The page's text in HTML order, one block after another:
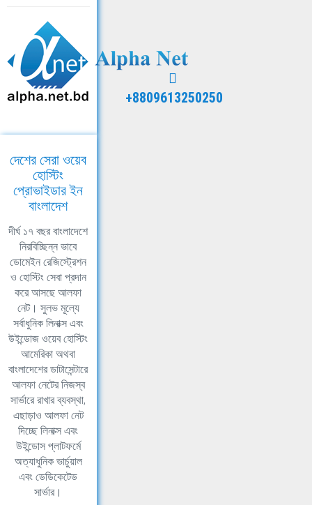
+8809613250250
দেশের সেরা ওয়েব
হোস্টিং
প্রোভাইডার ইন
বাংলাদেশ
দীর্ঘ ১৭ বছর বাংলাদেশে
নিরবিচ্ছিন্ন ভাবে
ডোমেইন রেজিস্ট্রেশন
ও হোস্টিং সেবা প্রদান
করে আসছে আলফা
নেট। সুলভ মূল্যে
সর্বাধুনিক লিনাক্স এবং
উইন্ডোজ ওয়েব হোস্টিং
আমেরিকা অথবা
বাংলাদেশের ডাটাসেন্টারে
আলফা নেটের নিজস্ব
সার্ভারে রাখার ব্যবস্থা,
এছাড়াও আলফা নেট
দিচ্ছে লিনাক্স এবং
উইন্ডোস প্লাটফর্মে
অত্যাধুনিক ভার্চুয়াল
এবং ডেডিকেটেড
সার্ভার।